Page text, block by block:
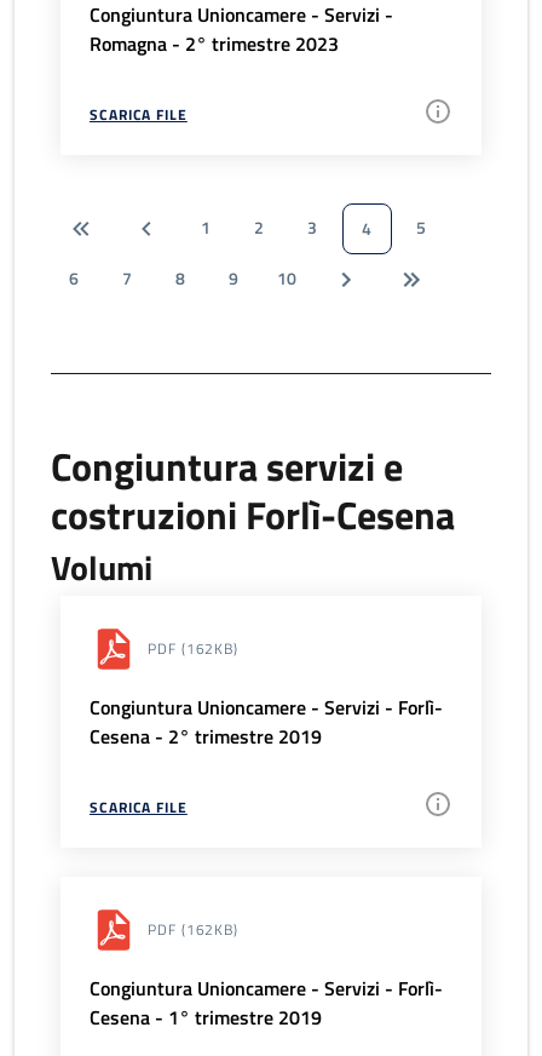
Congiuntura Unioncamere - Servizi -
Romagna - 2° trimestre 2023
SCARICA FILE
1 2 3 4
5
6
7 8 9 10
Congiuntura servizi e
costruzioni Forlì-Cesena
Volumi
PDF (162KB)
Congiuntura Unioncamere - Servizi - Forlì-
Cesena - 2° trimestre 2019
SCARICA FILE
PDF (162KB)
Congiuntura Unioncamere - Servizi - Forlì-
Cesena - 1° trimestre 2019